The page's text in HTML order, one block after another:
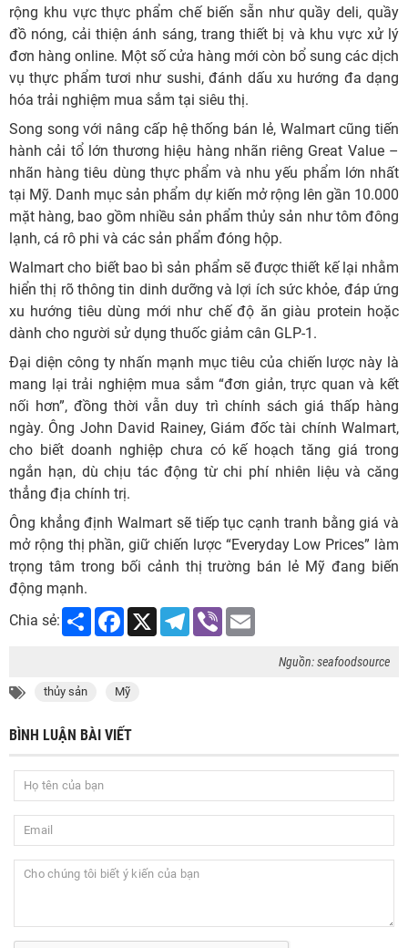
rộng khu vực thực phẩm chế biến sẵn như quầy deli, quầy
đồ nóng, cải thiện ánh sáng, trang thiết bị và khu vực xử lý
đơn hàng online. Một số cửa hàng mới còn bổ sung các dịch
vụ thực phẩm tươi như sushi, đánh dấu xu hướng đa dạng
hóa trải nghiệm mua sắm tại siêu thị.
Song song với nâng cấp hệ thống bán lẻ, Walmart cũng tiến
hành cải tổ lớn thương hiệu hàng nhãn riêng Great Value –
nhãn hàng tiêu dùng thực phẩm và nhu yếu phẩm lớn nhất
tại Mỹ. Danh mục sản phẩm dự kiến mở rộng lên gần 10.000
mặt hàng, bao gồm nhiều sản phẩm thủy sản như tôm đông
lạnh, cá rô phi và các sản phẩm đóng hộp.
Walmart cho biết bao bì sản phẩm sẽ được thiết kế lại nhằm
hiển thị rõ thông tin dinh dưỡng và lợi ích sức khỏe, đáp ứng
xu hướng tiêu dùng mới như chế độ ăn giàu protein hoặc
dành cho người sử dụng thuốc giảm cân GLP-1.
Đại diện công ty nhấn mạnh mục tiêu của chiến lược này là
mang lại trải nghiệm mua sắm “đơn giản, trực quan và kết
nối hơn”, đồng thời vẫn duy trì chính sách giá thấp hàng
ngày. Ông John David Rainey, Giám đốc tài chính Walmart,
cho biết doanh nghiệp chưa có kế hoạch tăng giá trong
ngắn hạn, dù chịu tác động từ chi phí nhiên liệu và căng
thẳng địa chính trị.
Ông khẳng định Walmart sẽ tiếp tục cạnh tranh bằng giá và
mở rộng thị phần, giữ chiến lược “Everyday Low Prices” làm
trọng tâm trong bối cảnh thị trường bán lẻ Mỹ đang biến
động mạnh.
Chia sẻ:
Share Facebook
X Telegram
Viber
Nguồn: seafoodsource
thủy sản Mỹ
BÌNH LUẬN BÀI VIẾT